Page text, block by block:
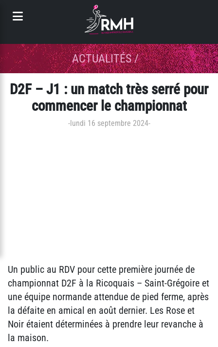
ACTUALITÉS/
D2F – J1 : un match très serré pour
commencer le championnat
-lundi 16 septembre 2024-
Un public au RDV pour cette première journée de
championnat D2F à la Ricoquais – Saint-Grégoire et
une équipe normande attendue de pied ferme, après
la défaite en amical en août dernier. Les Rose et
Noir étaient déterminées à prendre leur revanche à
la maison.
Panneau de gestion des cookies